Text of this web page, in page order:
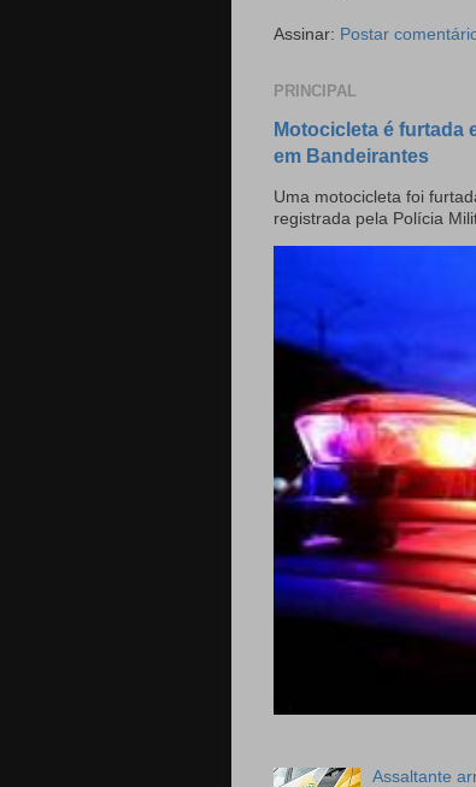
Assinar: Postar
PRINCIPAL
Motocicleta é furtada
em Bandeirantes
Uma motocicleta foi
registrada pela Polícia
Assaltante